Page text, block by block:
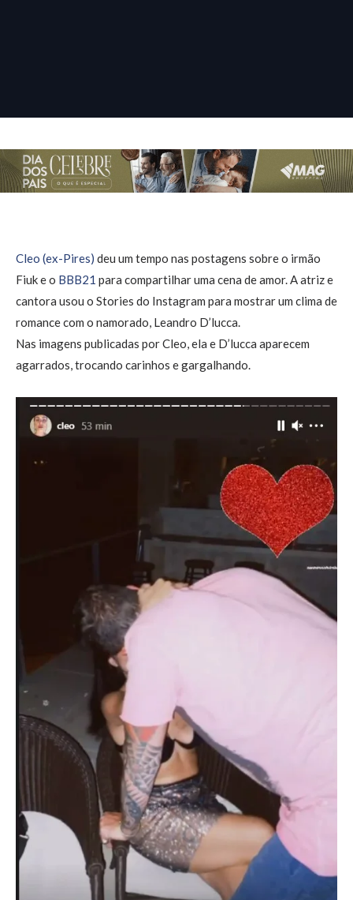
Cleo (ex-Pires) deu um tempo nas postagens sobre o irmão
Fiuk e o BBB21 para compartilhar uma cena de amor. A atriz e
cantora usou o Stories do Instagram para mostrar um clima de
romance com o namorado, Leandro D’lucca.
Nas imagens publicadas por Cleo, ela e D’lucca aparecem
agarrados, trocando carinhos e gargalhando.